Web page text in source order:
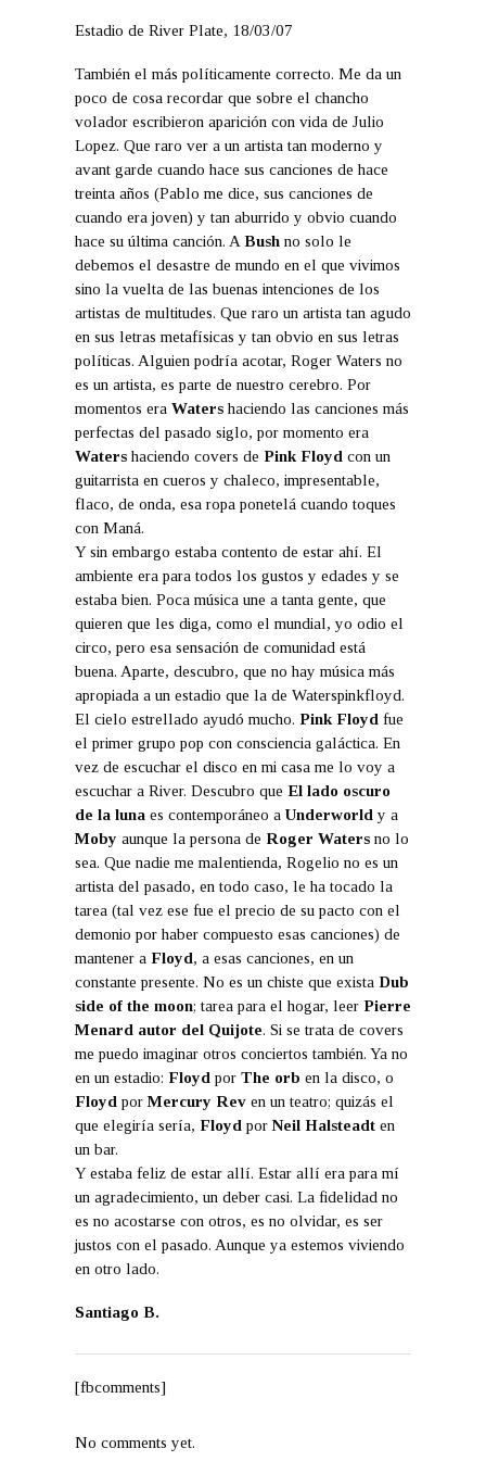
Estadio de River Plate, 18/03/07
También el más políticamente correcto. Me da un
poco de cosa recordar que sobre el chancho
volador escribieron aparición con vida de Julio
Lopez. Que raro ver a un artista tan moderno y
avant garde cuando hace sus canciones de hace
treinta años (Pablo me dice, sus canciones de
cuando era joven) y tan aburrido y obvio cuando
hace su última canción. A Bush no solo le
debemos el desastre de mundo en el que vivimos
sino la vuelta de las buenas intenciones de los
artistas de multitudes. Que raro un artista tan agudo
en sus letras metafísicas y tan obvio en sus letras
políticas. Alguien podría acotar, Roger Waters no
es un artista, es parte de nuestro cerebro. Por
momentos era Waters haciendo las canciones más
perfectas del pasado siglo, por momento era
Waters haciendo covers de Pink Floyd con un
guitarrista en cueros y chaleco, impresentable,
flaco, de onda, esa ropa ponetelá cuando toques
con Maná.
Y sin embargo estaba contento de estar ahí. El
ambiente era para todos los gustos y edades y se
estaba bien. Poca música une a tanta gente, que
quieren que les diga, como el mundial, yo odio el
circo, pero esa sensación de comunidad está
buena. Aparte, descubro, que no hay música más
apropiada a un estadio que la de Waterspinkfloyd.
El cielo estrellado ayudó mucho. Pink Floyd fue
el primer grupo pop con consciencia galáctica. En
vez de escuchar el disco en mi casa me lo voy a
escuchar a River. Descubro que El lado oscuro
de la luna es contemporáneo a Underworld y a
Moby aunque la persona de Roger Waters no lo
sea. Que nadie me malentienda, Rogelio no es un
artista del pasado, en todo caso, le ha tocado la
tarea (tal vez ese fue el precio de su pacto con el
demonio por haber compuesto esas canciones) de
mantener a Floyd, a esas canciones, en un
constante presente. No es un chiste que exista Dub
side of the moon; tarea para el hogar, leer Pierre
Menard autor del Quijote. Si se trata de covers
me puedo imaginar otros conciertos también. Ya no
en un estadio: Floyd por The orb en la disco, o
Floyd porMercury Rev en un teatro; quizás el
que elegiría sería, Floyd porNeil Halsteadt en
un bar.
Y estaba feliz de estar allí. Estar allí era para mí
un agradecimiento, un deber casi. La fidelidad no
es no acostarse con otros, es no olvidar, es ser
justos con el pasado. Aunque ya estemos viviendo
en otro lado.
Santiago B.
[fbcomments]
No comments yet.